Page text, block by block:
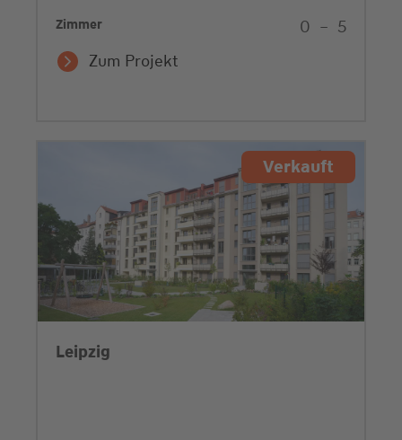
Zimmer 0 – 5
Zum Projekt
Verkauft
Leipzig